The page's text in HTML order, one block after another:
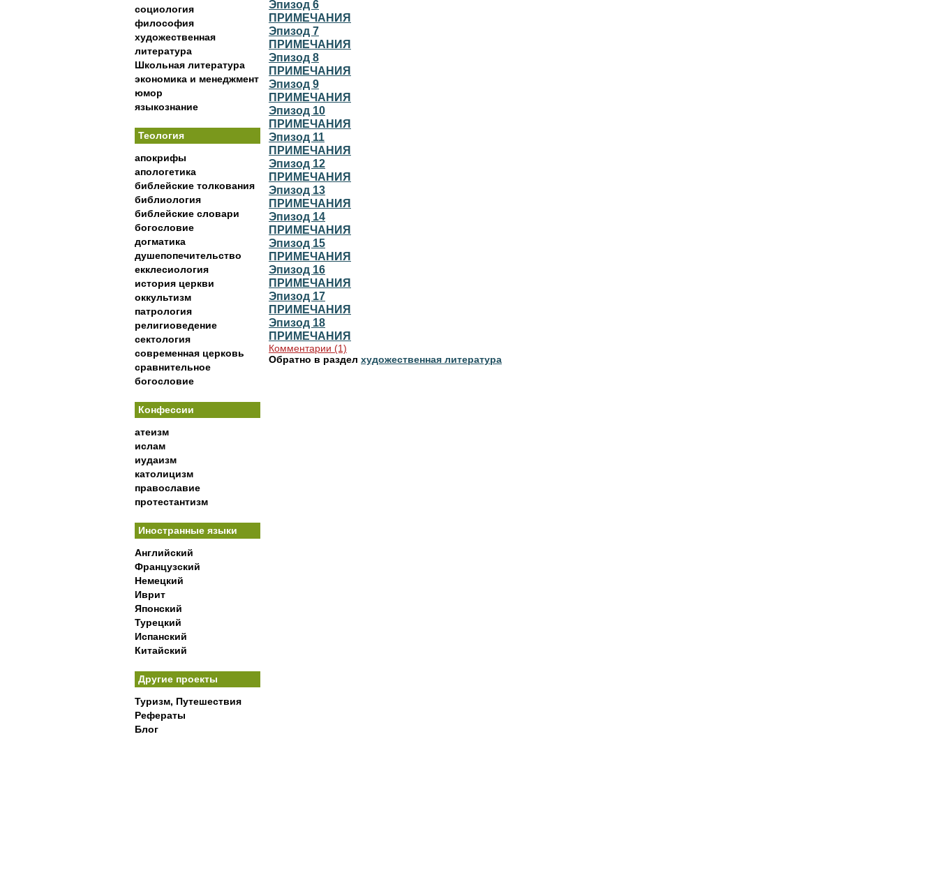
социология
философия
художественная
литература
Школьная литература
экономика и менеджмент
юмор
языкознание
Теология
апокрифы
апологетика
библейские толкования
библиология
библейские словари
богословие
догматика
душепопечительство
екклесиология
история церкви
оккультизм
патрология
религиоведение
сектология
современная церковь
сравнительное
богословие
Конфессии
атеизм
ислам
иудаизм
католицизм
православие
протестантизм
Иностранные языки
Английский
Французский
Немецкий
Иврит
Японский
Турецкий
Испанский
Китайский
Другие проекты
Туризм, Путешествия
Рефераты
Блог
Эпизод 6
ПРИМЕЧАНИЯ
Эпизод 7
ПРИМЕЧАНИЯ
Эпизод 8
ПРИМЕЧАНИЯ
Эпизод 9
ПРИМЕЧАНИЯ
Эпизод 10
ПРИМЕЧАНИЯ
Эпизод 11
ПРИМЕЧАНИЯ
Эпизод 12
ПРИМЕЧАНИЯ
Эпизод 13
ПРИМЕЧАНИЯ
Эпизод 14
ПРИМЕЧАНИЯ
Эпизод 15
ПРИМЕЧАНИЯ
Эпизод 16
ПРИМЕЧАНИЯ
Эпизод 17
ПРИМЕЧАНИЯ
Эпизод 18
ПРИМЕЧАНИЯ
Комментарии (1)
Обратно в раздел художественная литература